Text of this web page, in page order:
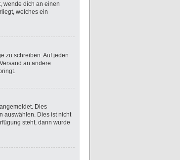
wende dich an einen
welches ein
zu schreiben. Auf jeden
an andere
Dies
auswählen. Dies ist nicht
steht, dann wurde